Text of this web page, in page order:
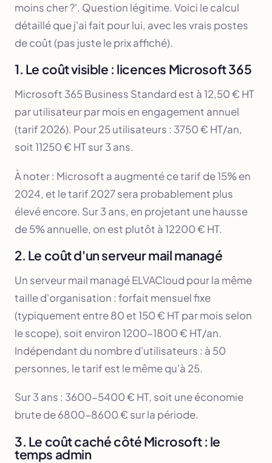
moins cher ?'. Question légitime. Voici le calcul
détaillé que j'ai fait pour lui, avec les vrais postes
de coût (pas juste le prix affiché).
1. Le coût visible : licences Microsoft 365
Microsoft 365 Business Standard est à 12,50 € HT
par utilisateur par mois en engagement annuel
(tarif 2026). Pour 25 utilisateurs : 3750 € HT/an,
soit 11250 € HT sur 3 ans.
À noter : Microsoft a augmenté ce tarif de 15% en
2024, et le tarif 2027 sera probablement plus
élevé encore. Sur 3 ans, en projetant une hausse
de 5% annuelle, on est plutôt à 12200 € HT.
2. Le coût d'un serveur mail managé
Un serveur mail managé ELVACloud pour la même
taille d'organisation : forfait mensuel fixe
(typiquement entre 80 et 150 € HT par mois selon
le scope), soit environ 1200-1800 € HT/an.
Indépendant du nombre d'utilisateurs : à 50
personnes, le tarif est le même qu'à 25.
Sur 3 ans : 3600-5400 € HT, soit une économie
brute de 6800-8600 € sur la période.
3. Le coût caché côté Microsoft : le
temps admin